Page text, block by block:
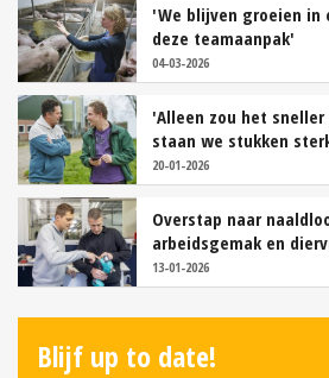
'We blijven groeien in
deze teamaanpak'
04-03-2026
'Alleen zou het
staan we stukken
20-01-2026
Overstap naar
arbeidsgemak en
13-01-2026
Blijf up to date!